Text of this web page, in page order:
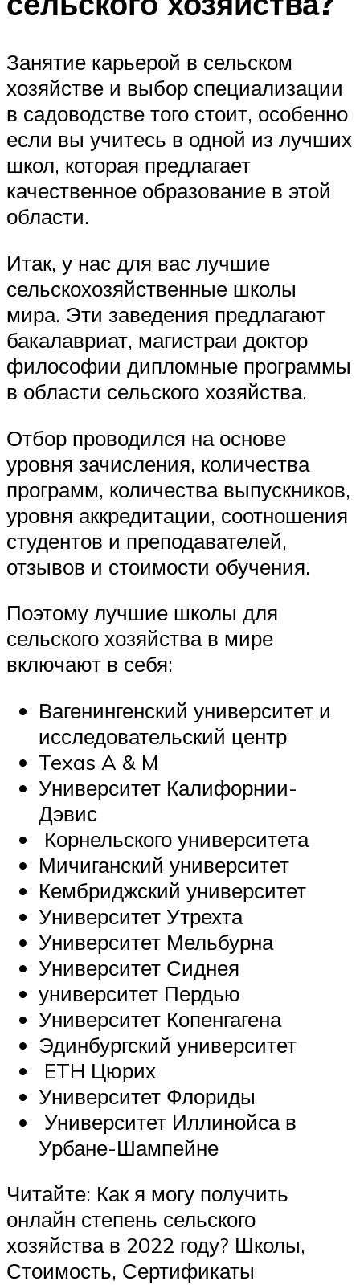
Занятие карьерой в сельском
хозяйстве и выбор специализации
в садоводстве того стоит, особенно
если вы учитесь в одной из лучших
школ, которая предлагает
качественное образование в этой
области.
Итак, у нас для вас лучшие
сельскохозяйственные школы
мира. Эти заведения предлагают
бакалавриат, магистраи доктор
философии дипломные программы
в области сельского хозяйства.
Отбор проводился на основе
уровня зачисления, количества
программ, количества выпускников,
уровня аккредитации, соотношения
студентов и преподавателей,
отзывов и стоимости обучения.
Поэтому лучшие школы для
сельского хозяйства в мире
включают в себя:
Вагенингенский университет и
исследовательский центр
Texas A & M
Университет Калифорнии-
Дэвис
Корнельского университета
Мичиганский университет
Кембриджский университет
Университет Утрехта
Университет Мельбурна
Университет Сиднея
университет Пердью
Университет Копенгагена
Эдинбургский университет
ETH Цюрих
Университет Флориды
Университет Иллинойса в
Урбане-Шампейне
Читайте: Как я могу получить
онлайн степень сельского
хозяйства в 2022 году? Школы,
Стоимость, Сертификаты